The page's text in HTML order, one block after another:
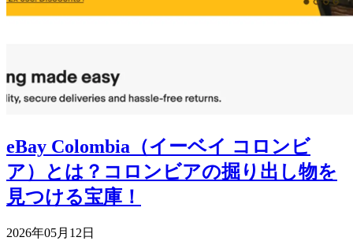
eBay Colombia（イーベイ コロンビ
ア）とは？コロンビアの掘り出し物を
見つける宝庫！
2026年05月12日